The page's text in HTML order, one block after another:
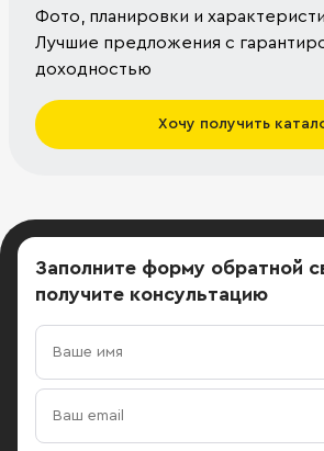
Фото, планировки и
Лучшие предложения с
доходностью
Хочу получить
Заполните форму обратной
получите консультацию